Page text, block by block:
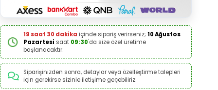
19 saat 30 dakika içinde sipariş verirseniz; 10 Ağustos
Pazartesi saat 09:30'da size özel üretime
başlanacaktır.
Siparişinizden sonra, detaylar veya özelleştirme talepleri
için gerekirse sizinle iletişime geçebiliriz.